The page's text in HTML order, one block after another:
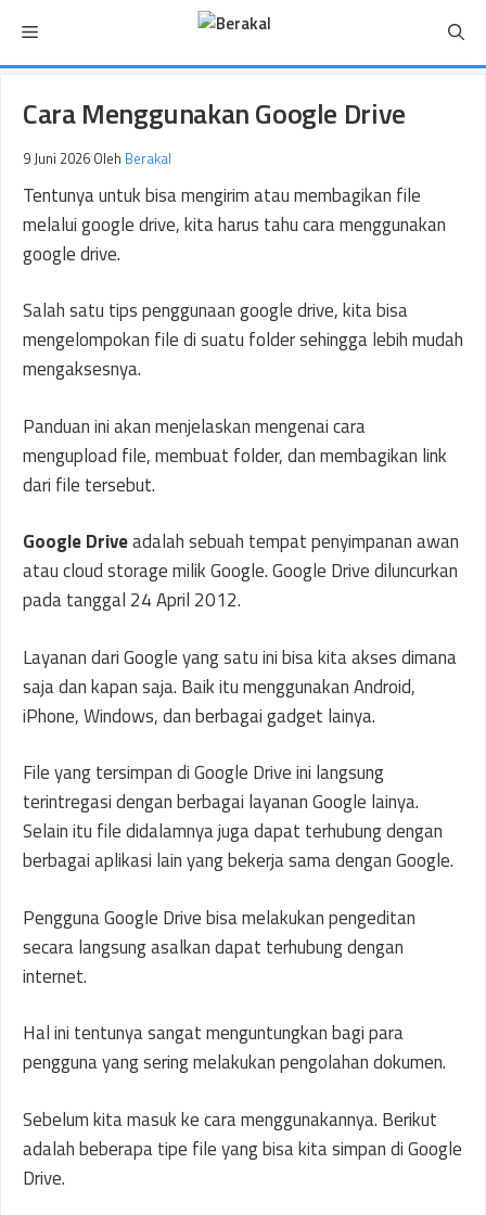
isi
Menu
Cara Menggunakan Google Drive
9 Juni 2026 Oleh Berakal
Tentunya untuk bisa mengirim atau membagikan file
melalui google drive, kita harus tahu cara menggunakan
google drive.
Salah satu tips penggunaan google drive, kita bisa
mengelompokan file di suatu folder sehingga lebih mudah
mengaksesnya.
Panduan ini akan menjelaskan mengenai cara
mengupload file, membuat folder, dan membagikan link
dari file tersebut.
Google Driveadalah sebuah tempat penyimpanan awan
atau cloud storage milik Google. Google Drive diluncurkan
pada tanggal 24 April 2012.
Layanan dari Google yang satu ini bisa kita akses dimana
saja dan kapan saja. Baik itu menggunakan Android,
iPhone, Windows, dan berbagai gadget lainya.
File yang tersimpan di Google Drive ini langsung
terintregasi dengan berbagai layanan Google lainya.
Selain itu file didalamnya juga dapat terhubung dengan
berbagai aplikasi lain yang bekerja sama dengan Google.
Pengguna Google Drive bisa melakukan pengeditan
secara langsung asalkan dapat terhubung dengan
internet.
Hal ini tentunya sangat menguntungkan bagi para
pengguna yang sering melakukan pengolahan dokumen.
Sebelum kita masuk ke cara menggunakannya. Berikut
adalah beberapa tipe file yang bisa kita simpan di Google
Drive.